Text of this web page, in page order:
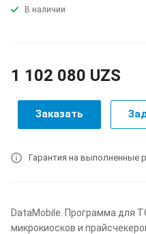
В наличии
1 102 080 UZS
Заказать
Гарантия на выполненные
DataMobile. Программа для
микрокиосков и